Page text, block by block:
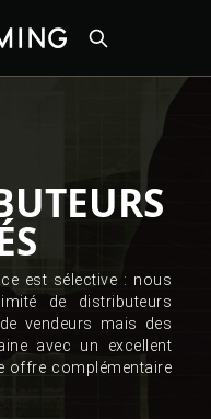
est sélective : nous
de distributeurs
vendeurs mais des
avec un excellent
offre complémentaire